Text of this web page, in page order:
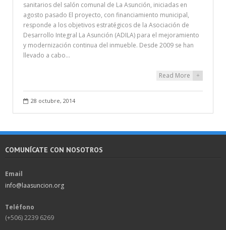
sanitarios del salón comunal de La Asunción, iniciadas en
agosto pasado El proyecto, con financiamiento municipal,
responde a los objetivos estratégicos de la Asociación de
Desarrollo Integral La Asunción (ADILA) para el mejoramiento
y modernización continua del inmueble. Desde 2009 se han
llevado a cabo…
Read More +
28 octubre, 2014
COMUNÍCATE CON NOSOTROS
Email
info@laasuncion.org
Teléfono
(+506) 2239 6269